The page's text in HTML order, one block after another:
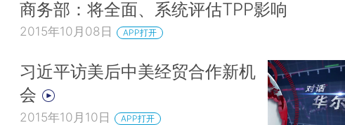
商务部：将全面、系统评估TPP影响
2015年10月08日 APP打开
习近平访美后中美经贸合作新机
会
2015年10月10日 APP打开